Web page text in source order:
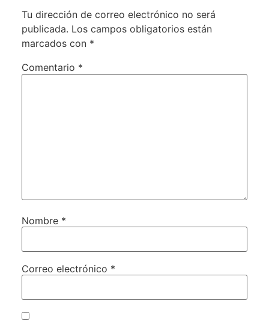
Tu dirección de correo electrónico no será
publicada. Los campos obligatorios están
marcados con *
Comentario *
Nombre *
Correo electrónico *